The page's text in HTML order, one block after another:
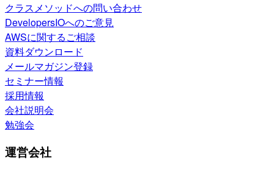
クラスメソッドへの問い合わせ
DevelopersIOへのご意見
AWSに関するご相談
資料ダウンロード
メールマガジン登録
セミナー情報
採用情報
会社説明会
勉強会
運営会社